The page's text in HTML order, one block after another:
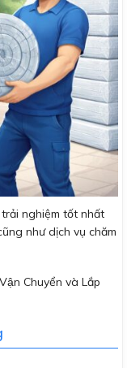
nghiệm tốt nhất
như dịch vụ chăm
Chuyển và Lắp